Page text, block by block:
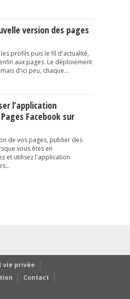
version des pages
profils puis le fil d'actualité,
aux pages. Le déploiement
d'ici peu, chaque...
l’application
Facebook sur
de vos pages, publier des
vous êtes en
et utilisez l'application
vie privée
Contact